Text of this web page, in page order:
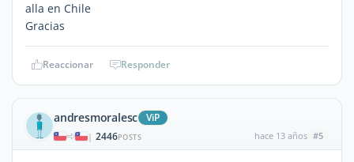
alla en Chile
Gracias
Reaccionar Responder
andresmoralesc ViP
| 2446POSTS hace 13 años #5